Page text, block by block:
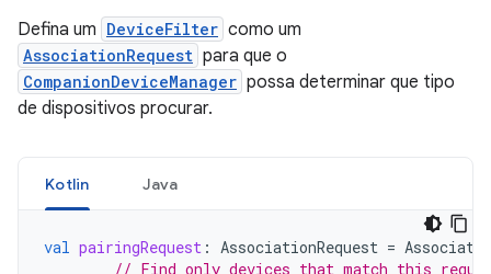
Defina um DeviceFilter como um
AssociationRequest para que o
CompanionDeviceManager possa determinar que tipo
de dispositivos procurar.
Kotlin Java
val pairingRequest : AssociationRequest =
// Find only devices that match this